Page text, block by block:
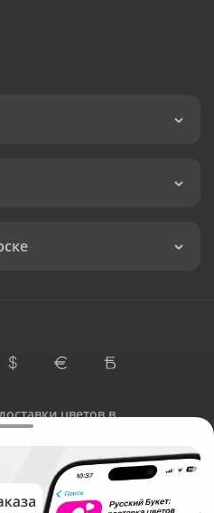
цветов в
«Технология»